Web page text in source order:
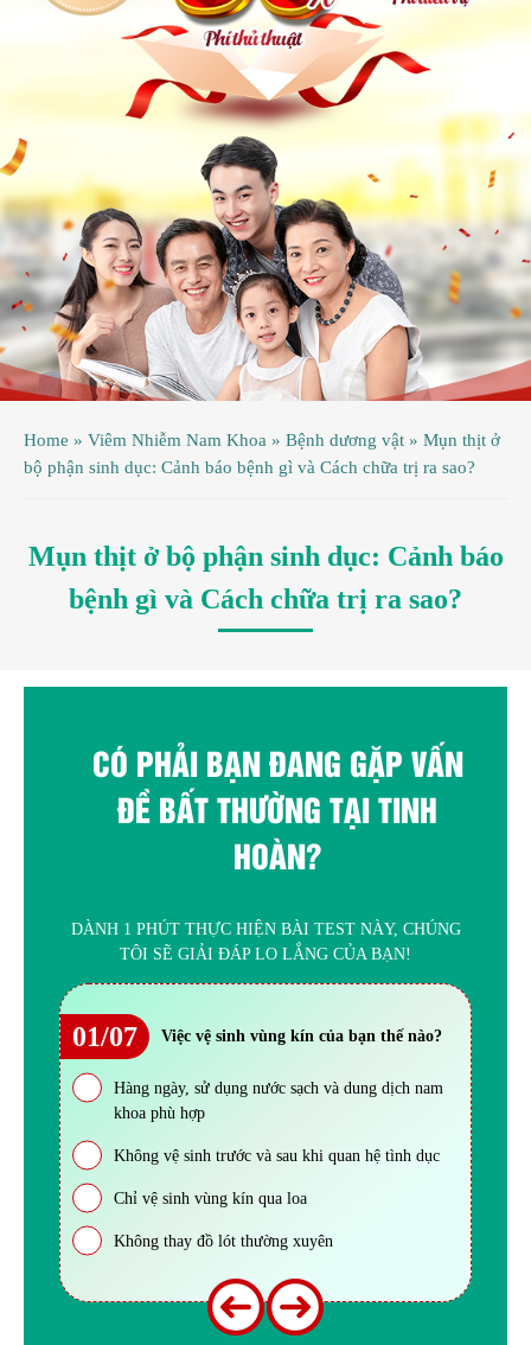
Home » Viêm Nhiễm Nam Khoa » Bệnh dương vật» Mụn thịt ở
bộ phận sinh dục: Cảnh báo bệnh gì và Cách chữa trị ra sao?
Mụn thịt ở bộ phận sinh dục: Cảnh báo
bệnh gì và Cách chữa trị ra sao?
CÓ PHẢI BẠN ĐANG GẶP VẤN
ĐỀ BẤT THƯỜNG TẠI TINH
HOÀN?
DÀNH 1 PHÚT THỰC HIỆN BÀI TEST NÀY, CHÚNG
TÔI SẼ GIẢI ĐÁP LO LẮNG CỦA BẠN!
01/07 Việc vệ sinh vùng kín của bạn thế nào?
Hàng ngày, sử dụng nước sạch và dung dịch nam
khoa phù hợp
Không vệ sinh trước và sau khi quan hệ tình dục
Chỉ vệ sinh vùng kín qua loa
Không thay đồ lót thường xuyên